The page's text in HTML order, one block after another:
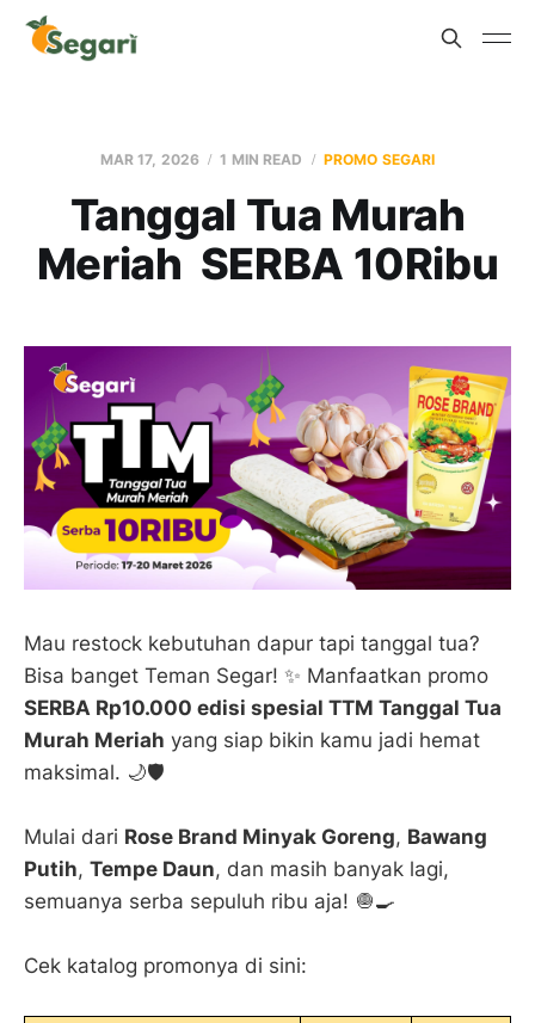
MAR 17, 2026 1 MIN READ PROMO SEGARI
Tanggal Tua Murah
Meriah SERBA 10Ribu
Mau restock kebutuhan dapur tapi tanggal tua?
Bisa banget Teman Segar! ✨ Manfaatkan promo
SERBA Rp10.000 edisi spesial TTM Tanggal Tua
Murah Meriah yang siap bikin kamu jadi hemat
maksimal. 🌙🛡️
Mulai dari Rose Brand Minyak Goreng, Bawang
Putih, Tempe Daun, dan masih banyak lagi,
semuanya serba sepuluh ribu aja! 🧅🍳
Cek katalog promonya di sini: